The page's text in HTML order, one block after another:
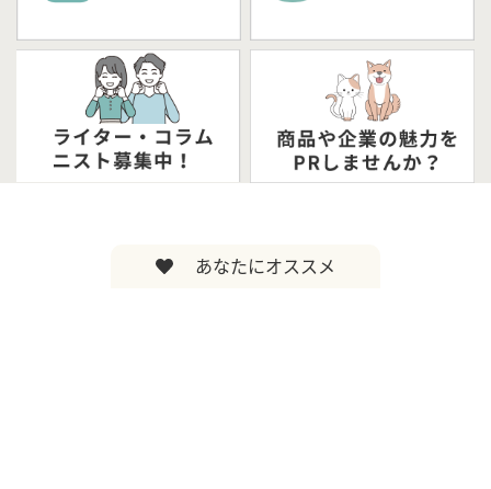
あなたにオススメ